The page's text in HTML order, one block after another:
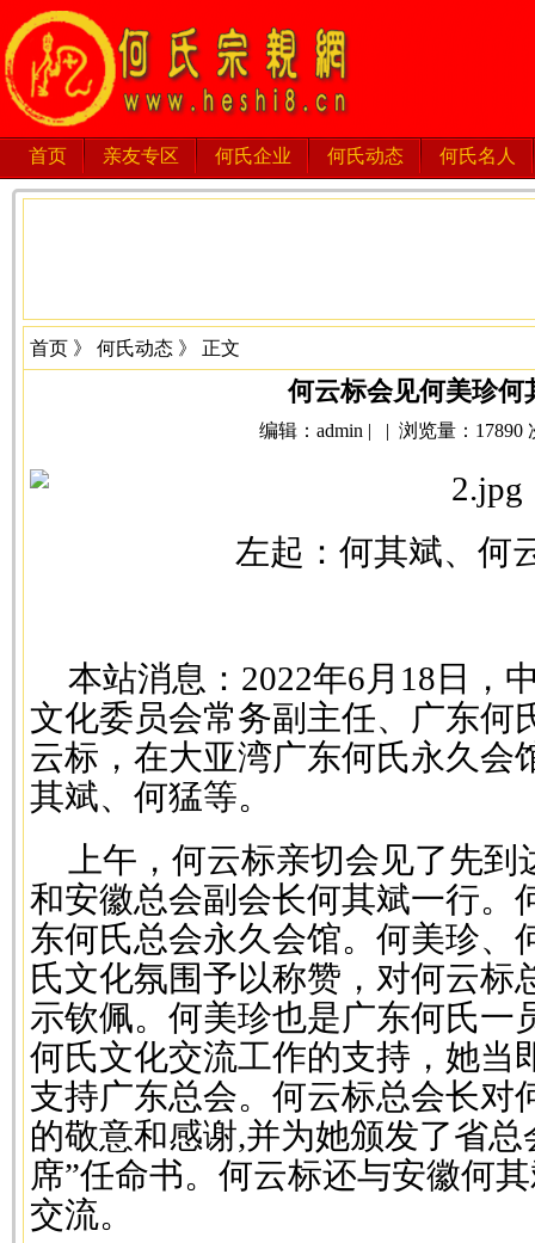
首页 亲友专区 何氏企业 何氏动态 何氏名人
首页 》 何氏动态 》 正文
何云标会见何美珍何
编辑：admin | | 浏览量：17890
左起：何其斌、何
本站消息：2022年6月18日，
文化委员会常务副主任、广东何
云标，在大亚湾广东何氏永久会
其斌、何猛等。
上午，何云标亲切会见了先
和安徽总会副会长何其斌一行。
东何氏总会永久会馆。何美珍、
氏文化氛围予以称赞，对何云标
示钦佩。何美珍也是广东何氏一
何氏文化交流工作的支持，她当
支持广东总会。何云标总会长对
的敬意和感谢,并为她颁发了省
席”任命书。何云标还与安徽何
交流。